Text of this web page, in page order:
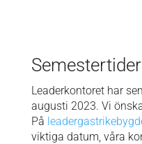
Semestertider
Leaderkontoret har
augusti 2023. Vi
På
viktiga datum, våra